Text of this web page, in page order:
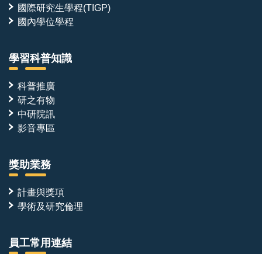
國際研究生學程(TIGP)
國內學位學程
學習科普知識
科普推廣
研之有物
中研院訊
影音專區
獎助業務
計畫與獎項
學術及研究倫理
員工常用連結